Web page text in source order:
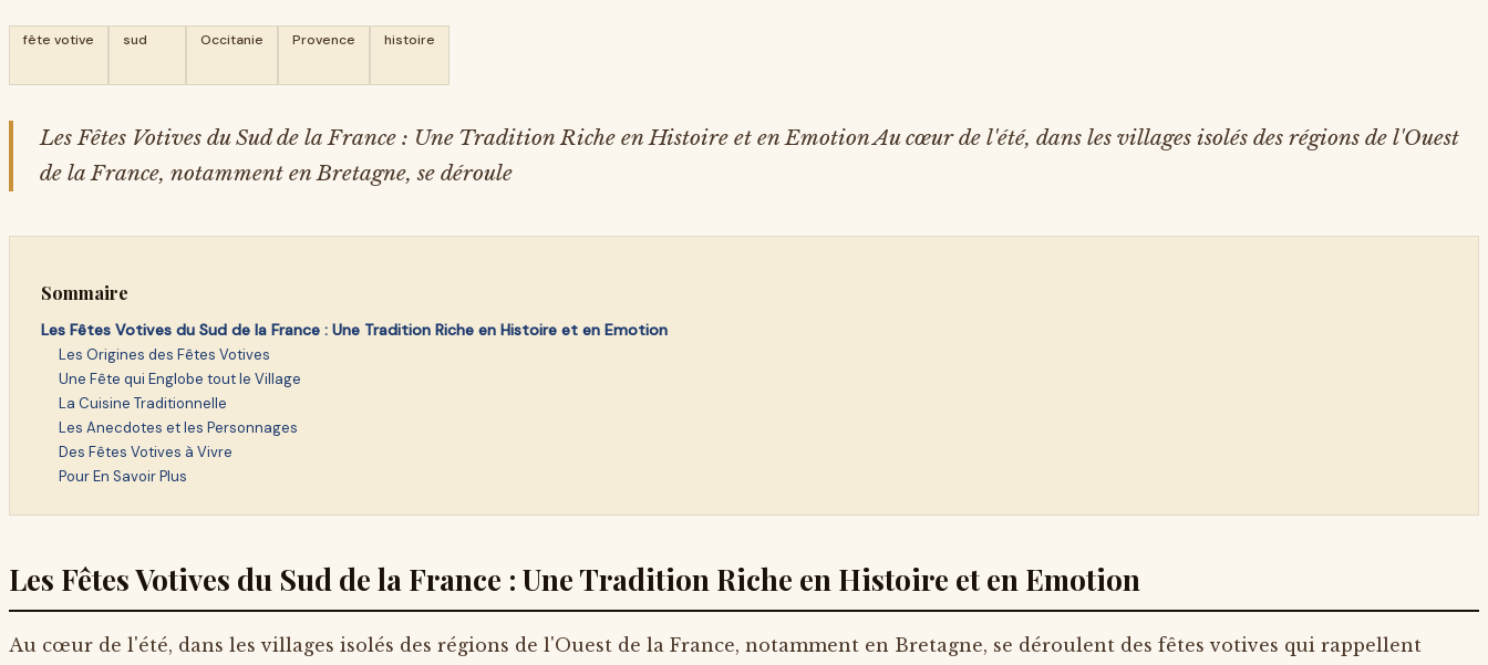
fête votive sud Occitanie Provence histoire
Les Fêtes Votives du Sud de la France : Une Tradition Riche en Histoire et en Emotion Au cœur de l'été, dans les villages isolés des régions de l'Ouest
de la France, notamment en Bretagne, se déroule
Sommaire
Les Fêtes Votives du Sud de la France : Une Tradition Riche en Histoire et en Emotion
Les Origines des Fêtes Votives
Une Fête qui Englobe tout le Village
La Cuisine Traditionnelle
Les Anecdotes et les Personnages
Des Fêtes Votives à Vivre
Pour En Savoir Plus
Les Fêtes Votives du Sud de la France : Une Tradition Riche en Histoire et en Emotion
Au cœur de l'été, dans les villages isolés des régions de l'Ouest de la France, notamment en Bretagne, se déroulent des fêtes votives qui rappellent